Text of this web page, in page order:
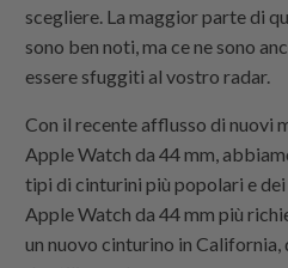
scegliere. La maggior parte di
sono ben noti, ma ce ne sono
essere sfuggiti al vostro radar.
Con il recente afflusso di nuovi
Apple Watch da 44 mm,
tipi di cinturini più popolari e
Apple Watch da 44 mm più
un nuovo cinturino in California,